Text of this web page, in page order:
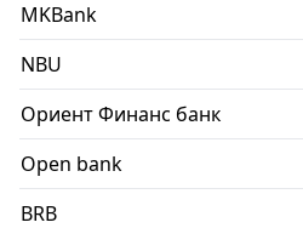
MKBank
NBU
Ориент Финанс банк
Open bank
BRB